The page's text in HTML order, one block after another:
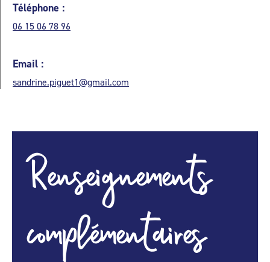
Téléphone :
06 15 06 78 96
Email :
sandrine.piguet1@gmail.com
Renseignements
complémentaires